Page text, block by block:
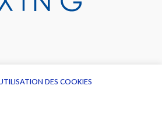
DES COOKIES